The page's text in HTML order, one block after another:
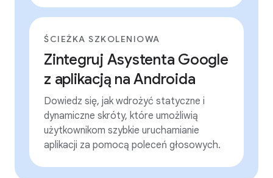
ŚCIEŻKA SZKOLENIOWA
Zintegruj Asystenta Google
z aplikacją na Androida
Dowiedz się, jak wdrożyć statyczne i
dynamiczne skróty, które umożliwią
użytkownikom szybkie uruchamianie
aplikacji za pomocą poleceń głosowych.